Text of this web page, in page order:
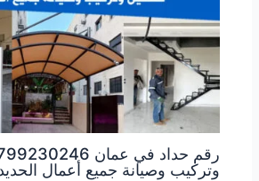
وتركيب وصيانة جميع أعمال